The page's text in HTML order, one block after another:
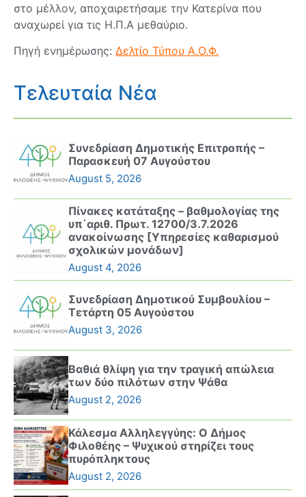
στο μέλλον, αποχαιρετήσαμε την Κατερίνα που
αναχωρεί για τις Η.Π.Α μεθαύριο.
Πηγή ενημέρωσης: Δελτίο Τύπου Α.Ο.Φ.
Τελευταία Νέα
Συνεδρίαση Δημοτικής Επιτροπής –
Παρασκευή 07 Αυγούστου
August 5, 2026
Πίνακες κατάταξης – βαθμολογίας της
υπ΄αριθ. Πρωτ. 12700/3.7.2026
ανακοίνωσης [Υπηρεσίες καθαρισμού
σχολικών μονάδων]
August 4, 2026
Συνεδρίαση Δημοτικού Συμβουλίου –
Τετάρτη 05 Αυγούστου
August 3, 2026
Βαθιά θλίψη για την τραγική απώλεια
των δύο πιλότων στην Ψάθα
August 2, 2026
Κάλεσμα Αλληλεγγύης: Ο Δήμος
Φιλοθέης – Ψυχικού στηρίζει τους
πυρόπληκτους
August 2, 2026